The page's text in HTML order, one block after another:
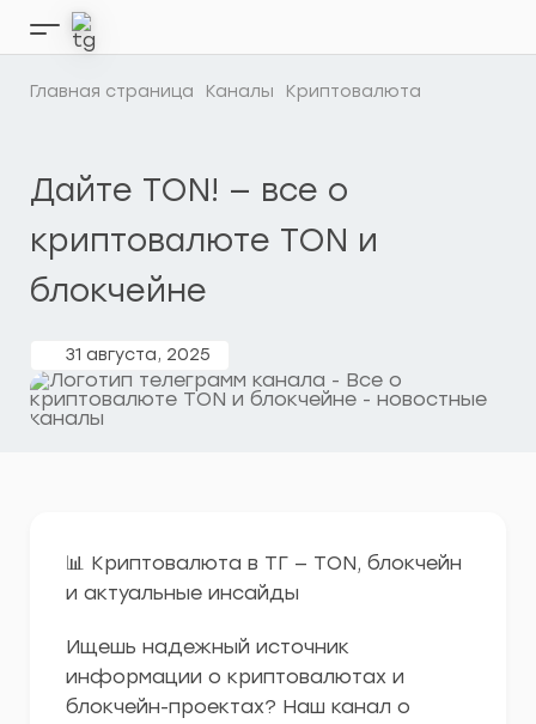
Перейти
содержимому
Кнопка
бокового
меню
Главная страница Каналы Криптовалюта
Дайте TON! — все о
криптовалюте TON и
блокчейне
31 августа, 2025
📊 Криптовалюта в ТГ — TON, блокчейн
и актуальные инсайды
Ищешь надежный источник
информации о криптовалютах и
блокчейн-проектах? Наш канал о